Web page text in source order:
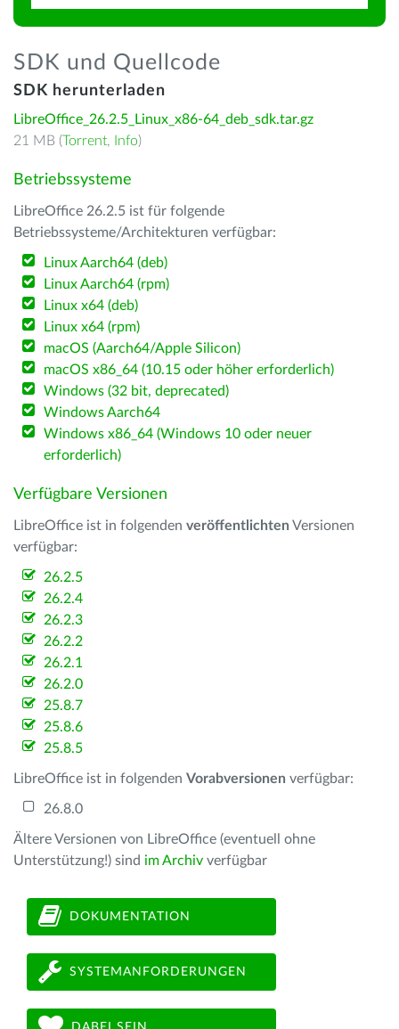
SDK und Quellcode
SDK herunterladen
LibreOffice_26.2.5_Linux_x86-64_deb_sdk.tar.gz
21 MB (Torrent, Info)
Betriebssysteme
LibreOffice 26.2.5 ist für folgende
Betriebssysteme/Architekturen verfügbar:
Linux Aarch64 (deb)
Linux Aarch64 (rpm)
Linux x64 (deb)
Linux x64 (rpm)
macOS (Aarch64/Apple Silicon)
macOS x86_64 (10.15 oder höher erforderlich)
Windows (32 bit, deprecated)
Windows Aarch64
Windows x86_64 (Windows 10 oder neuer
erforderlich)
Verfügbare Versionen
LibreOffice ist in folgenden veröffentlichten Versionen
verfügbar:
26.2.5
26.2.4
26.2.3
26.2.2
26.2.1
26.2.0
25.8.7
25.8.6
25.8.5
LibreOffice ist in folgenden Vorabversionen verfügbar:
26.8.0
Ältere Versionen von LibreOffice (eventuell ohne
Unterstützung!) sind im Archiv verfügbar
DOKUMENTATION
SYSTEMANFORDERUNGEN